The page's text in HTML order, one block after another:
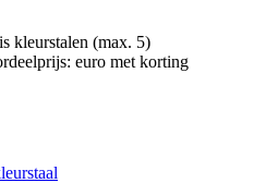
kleurstalen (max. 5)
euro met korting